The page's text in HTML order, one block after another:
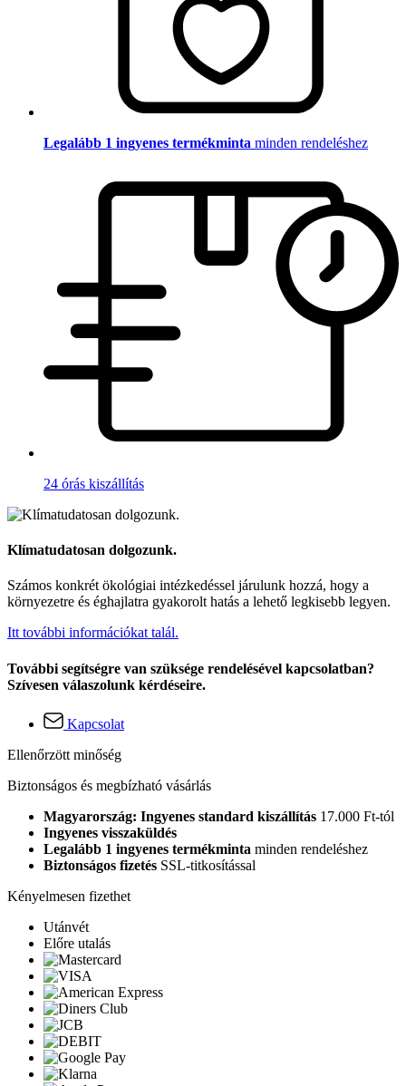
Legalább 1 ingyenes termékminta minden rendeléshez
24 órás kiszállítás
Klímatudatosan dolgozunk.
Számos konkrét ökológiai intézkedéssel járulunk hozzá, hogy a
környezetre és éghajlatra gyakorolt hatás a lehető legkisebb legyen.
Itt további információkat talál.
További segítségre van szüksége rendelésével kapcsolatban?
Szívesen válaszolunk kérdéseire.
Kapcsolat
Ellenőrzött minőség
Biztonságos és megbízható vásárlás
Magyarország: Ingyenes standard kiszállítás 17.000 Ft-tól
Ingyenes visszaküldés
Legalább 1 ingyenes termékminta minden rendeléshez
Biztonságos fizetés SSL-titkosítással
Kényelmesen fizethet
Utánvét
Előre utalás